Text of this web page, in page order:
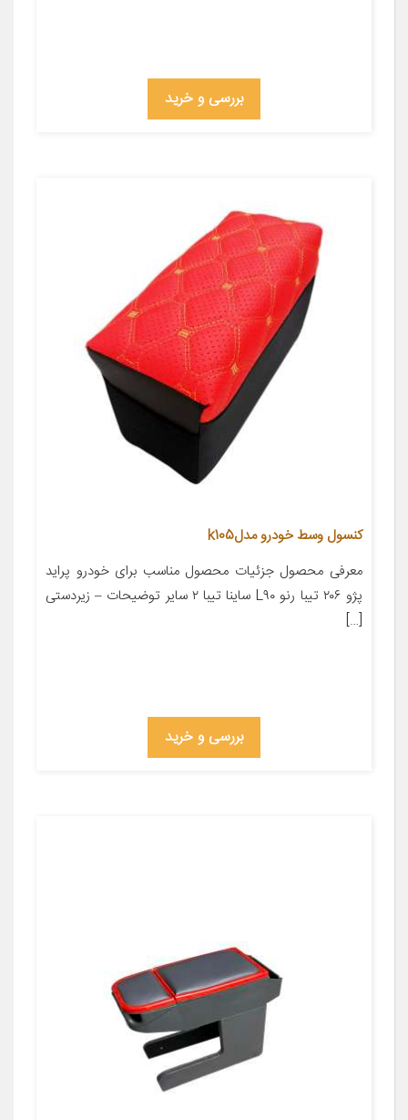
بررسی و خرید
کنسول وسط خودرو مدلk105
معرفی محصول جزئیات محصول مناسب برای خودرو پراید
پژو ۲۰۶ تیبا رنو L۹۰ ساینا تیبا ۲ سایر توضیحات – زیردستی
[…]
بررسی و خرید